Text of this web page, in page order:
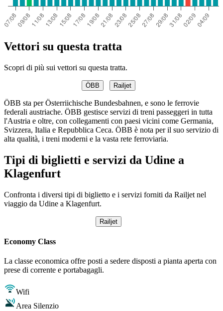
Vettori su questa tratta
Scopri di più sui vettori su questa tratta.
ÖBB Railjet
ÖBB sta per Österriichische Bundesbahnen, e sono le ferrovie
federali austriache. ÖBB gestisce servizi di treni passeggeri in tutta
l'Austria e oltre, con collegamenti con paesi vicini come Germania,
Svizzera, Italia e Repubblica Ceca. ÖBB è nota per il suo servizio di
alta qualità, i treni moderni e la vasta rete ferroviaria.
Tipi di biglietti e servizi da Udine a
Klagenfurt
Confronta i diversi tipi di biglietto e i servizi forniti da Railjet nel
viaggio da Udine a Klagenfurt.
Railjet
Economy Class
La classe economica offre posti a sedere disposti a pianta aperta con
prese di corrente e portabagagli.
Wifi
Area Silenzio